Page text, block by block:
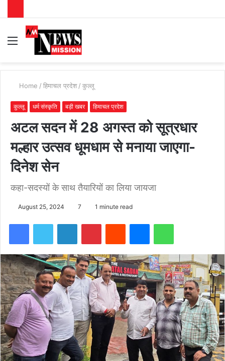
Menu
Home / हिमाचल प्रदेश / कुल्लू
कुल्लू धर्म संस्कृति बड़ी खबर हिमाचल प्रदेश
अटल सदन में 28 अगस्त को सूत्रधार
मल्हार उत्सव धूमधाम से मनाया जाएगा-
दिनेश सेन
कहा-सदस्यों के साथ तैयारियों का लिया जायजा
August 25, 2024 7 1 minute read